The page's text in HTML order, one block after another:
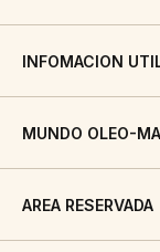
INFOMACION
MUNDO OLEO-
AREA RESERVADA